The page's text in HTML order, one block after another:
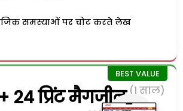
समस्याओं पर चोट करते लेख
24 प्रिंट मैगजीन (1 साल)